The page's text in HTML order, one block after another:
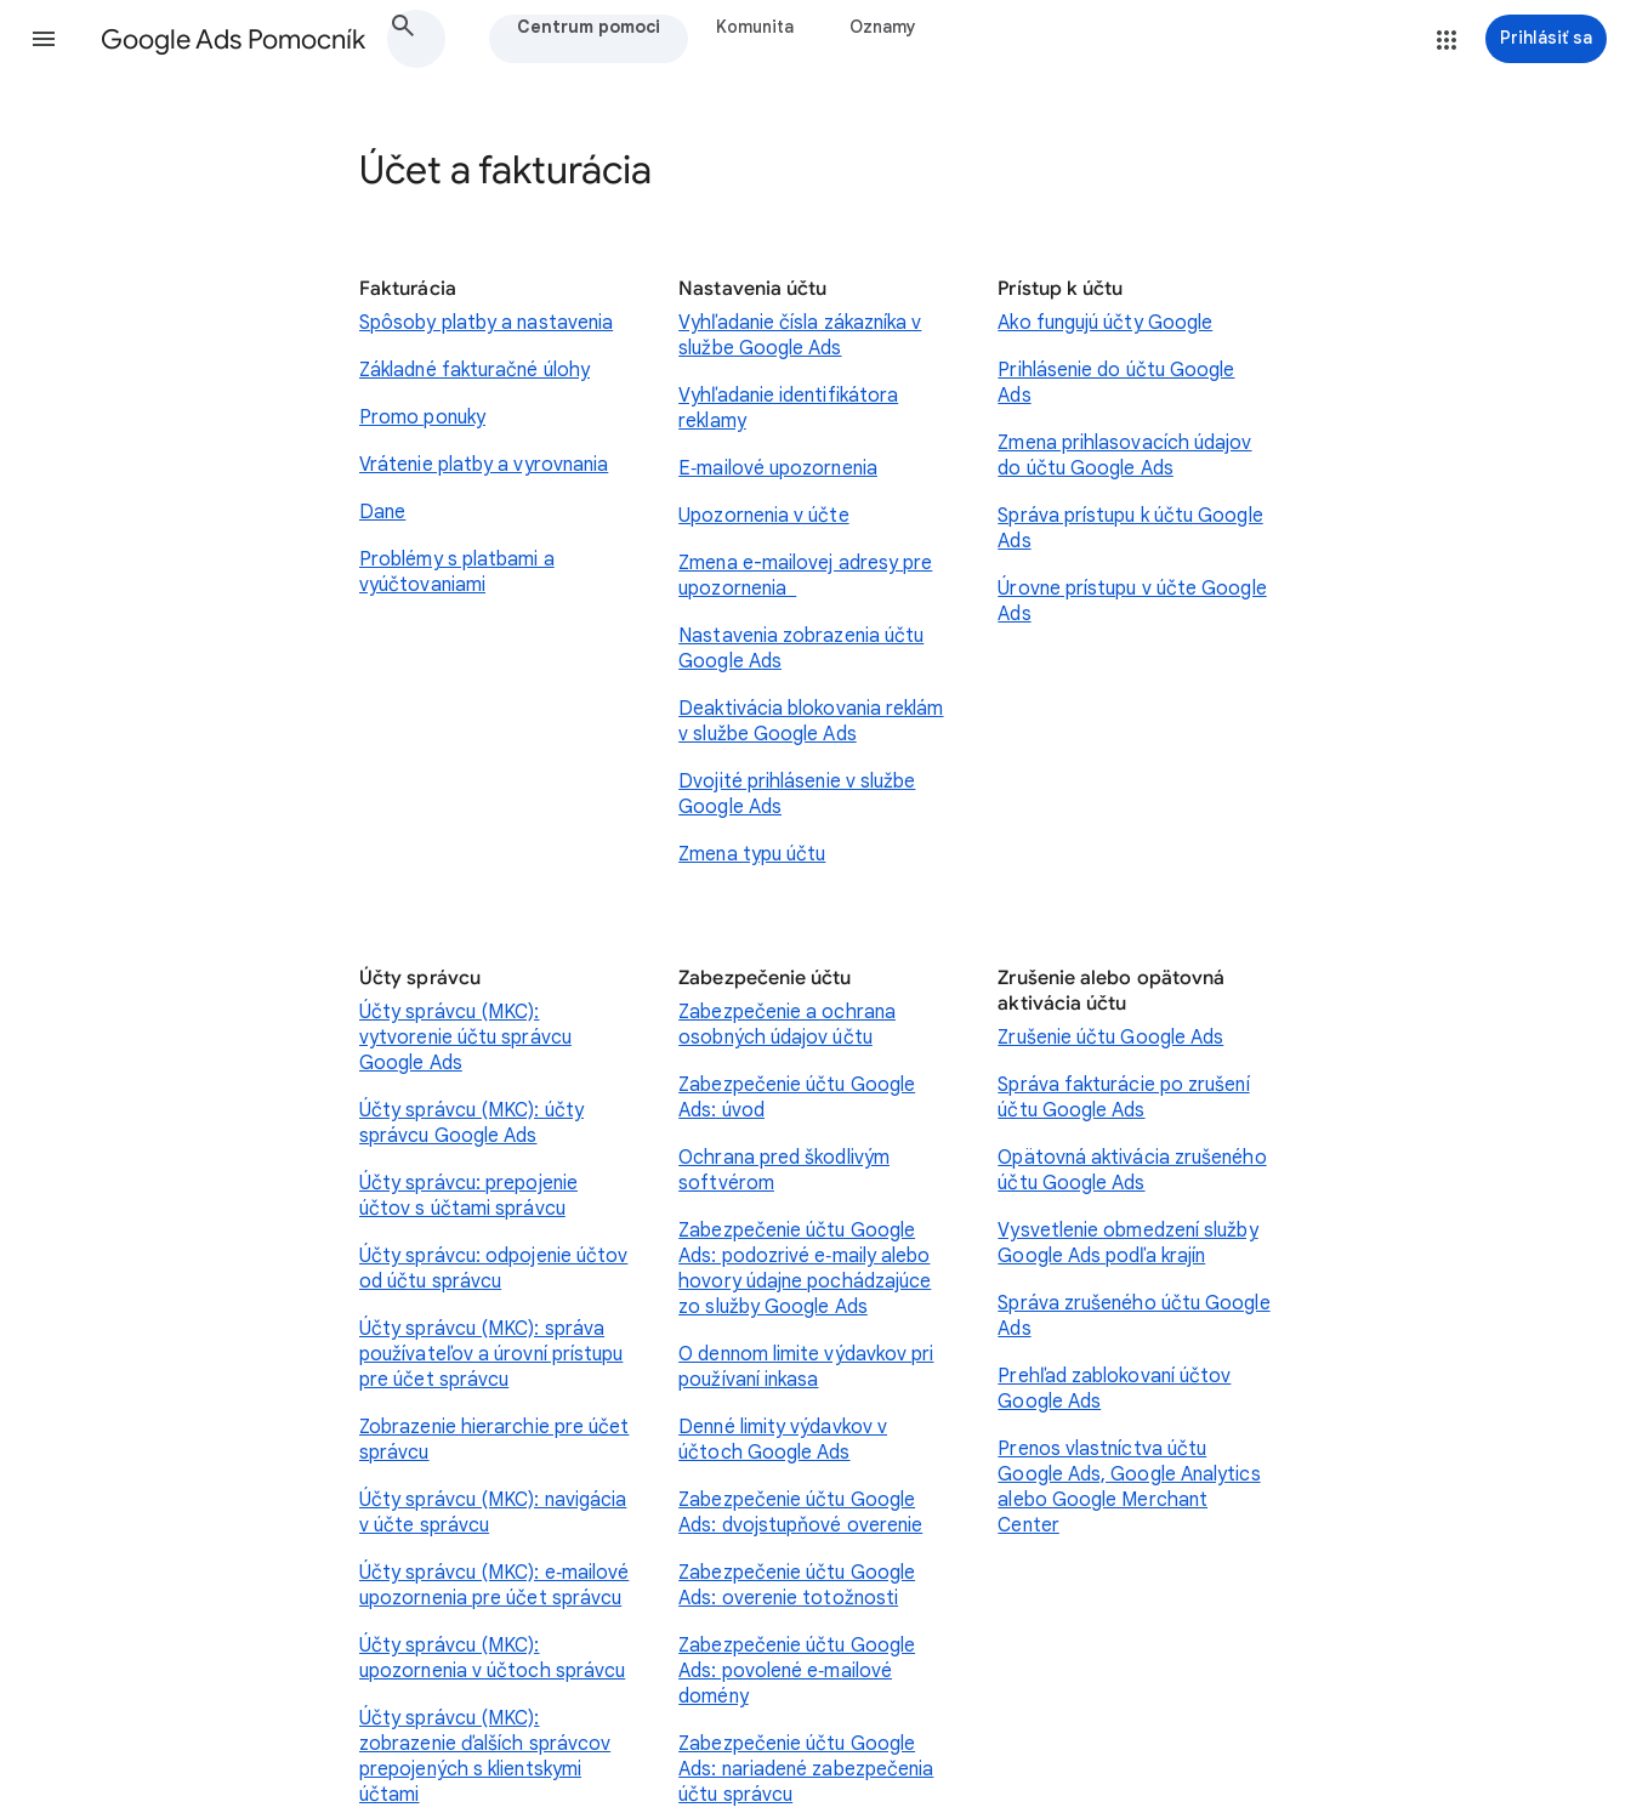
Google Ads Pomocník Centrum pomoci Komunita Oznamy Prihlásiť sa
Účet a fakturácia
Fakturácia
Spôsoby platby a nastavenia
Základné fakturačné úlohy
Promo ponuky
Vrátenie platby a vyrovnania
Dane
Problémy s platbami a
vyúčtovaniami
Nastavenia účtu
Vyhľadanie čísla zákazníka v
službe Google Ads
Vyhľadanie identifikátora
reklamy
E‑mailové upozornenia
Upozornenia v účte
Zmena e-mailovej adresy pre
upozornenia
Nastavenia zobrazenia účtu
Google Ads
Deaktivácia blokovania reklám
v službe Google Ads
Dvojité prihlásenie v službe
Google Ads
Zmena typu účtu
Prístup k účtu
Ako fungujú účty Google
Prihlásenie do účtu Google
Ads
Zmena prihlasovacích údajov
do účtu Google Ads
Správa prístupu k účtu Google
Ads
Úrovne prístupu v účte Google
Ads
Účty správcu
Účty správcu (MKC):
vytvorenie účtu správcu
Google Ads
Účty správcu (MKC): účty
správcu Google Ads
Účty správcu: prepojenie
účtov s účtami správcu
Účty správcu: odpojenie účtov
od účtu správcu
Účty správcu (MKC): správa
používateľov a úrovní prístupu
pre účet správcu
Zobrazenie hierarchie pre účet
správcu
Účty správcu (MKC): navigácia
v účte správcu
Účty správcu (MKC): e‑mailové
upozornenia pre účet správcu
Účty správcu (MKC):
upozornenia v účtoch správcu
Účty správcu (MKC):
zobrazenie ďalších správcov
prepojených s klientskymi
účtami
Zabezpečenie účtu
Zabezpečenie a ochrana
osobných údajov účtu
Zabezpečenie účtu Google
Ads: úvod
Ochrana pred škodlivým
softvérom
Zabezpečenie účtu Google
Ads: podozrivé e‑maily alebo
hovory údajne pochádzajúce
zo služby Google Ads
O dennom limite výdavkov pri
používaní inkasa
Denné limity výdavkov v
účtoch Google Ads
Zabezpečenie účtu Google
Ads: dvojstupňové overenie
Zabezpečenie účtu Google
Ads: overenie totožnosti
Zabezpečenie účtu Google
Ads: povolené e‑mailové
domény
Zabezpečenie účtu Google
Ads: nariadené zabezpečenia
účtu správcu
Zrušenie alebo opätovná
aktivácia účtu
Zrušenie účtu Google Ads
Správa fakturácie po zrušení
účtu Google Ads
Opätovná aktivácia zrušeného
účtu Google Ads
Vysvetlenie obmedzení služby
Google Ads podľa krajín
Správa zrušeného účtu Google
Ads
Prehľad zablokovaní účtov
Google Ads
Prenos vlastníctva účtu
Google Ads, Google Analytics
alebo Google Merchant
Center